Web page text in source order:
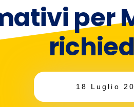
per
18 Luglio